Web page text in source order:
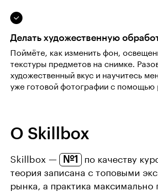
Делать художественную
Поймёте, как изменить фон,
текстуры предметов на снимке.
художественный вкус и научитесь
уже готовой фотографии с помощью
О Skillbox
Skillbox — №1
по качеству
теория записана с топовыми
рынка, а практика максимально